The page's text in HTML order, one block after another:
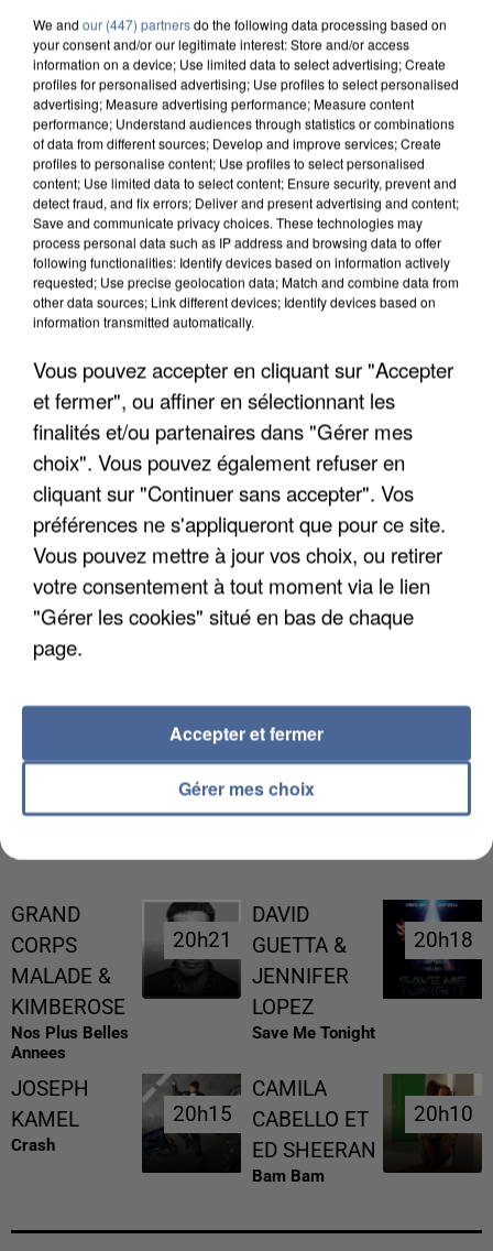
UN SECOND CADRE DE LA DZ MAFIA
INTERPELLÉ EN ALGÉRIE
UNE TOURISTE DE L’OISE EMPORTÉE PAR UNE
COULÉE DE BOUE EN HAUTE-SAVOIE
RÉCEMMENT DIFFUSÉ
GRAND
CORPS
MALADE &
KIMBEROSE
Nos Plus Belles
Annees
20h21
20h21
DAVID
GUETTA &
JENNIFER
LOPEZ
Save Me Tonight
20h18
20h18
JOSEPH
KAMEL
Crash
20h15
20h15
CAMILA
CABELLO ET
ED SHEERAN
Bam Bam
20h10
20h10
We and our (447) partnersdo the following data processing based on
your consent and/or our legitimate interest: Store and/or access
information on a device; Use limited data to select advertising; Create
profiles for personalised advertising; Use profiles to select personalised
advertising; Measure advertising performance; Measure content
performance; Understand audiences through statistics or combinations
of data from different sources; Develop and improve services; Create
profiles to personalise content; Use profiles to select personalised
content; Use limited data to select content; Ensure security, prevent and
detect fraud, and fix errors; Deliver and present advertising and content;
Save and communicate privacy choices. These technologies may
process personal data such as IP address and browsing data to offer
following functionalities: Identify devices based on information actively
requested; Use precise geolocation data; Match and combine data from
other data sources; Link different devices; Identify devices based on
information transmitted automatically.
Vous pouvez accepter en cliquant sur "Accepter
et fermer", ou affiner en sélectionnant les
finalités et/ou partenaires dans "Gérer mes
choix". Vous pouvez également refuser en
cliquant sur "Continuer sans accepter". Vos
préférences ne s'appliqueront que pour ce site.
Vous pouvez mettre à jour vos choix, ou retirer
votre consentement à tout moment via le lien
"Gérer les cookies" situé en bas de chaque
page.
Gérer mes choix
Accepter et fermer